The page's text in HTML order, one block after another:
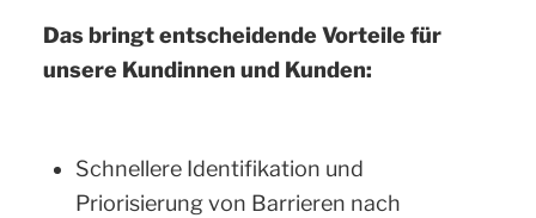
Das bringt entscheidende Vorteile für
unsere Kundinnen und Kunden:
Schnellere Identifikation und
Priorisierung von Barrieren nach